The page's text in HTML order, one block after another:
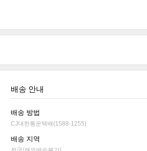
배송 안내
배송 방법
CJ대한통운택배(1588-1255)
배송 지역